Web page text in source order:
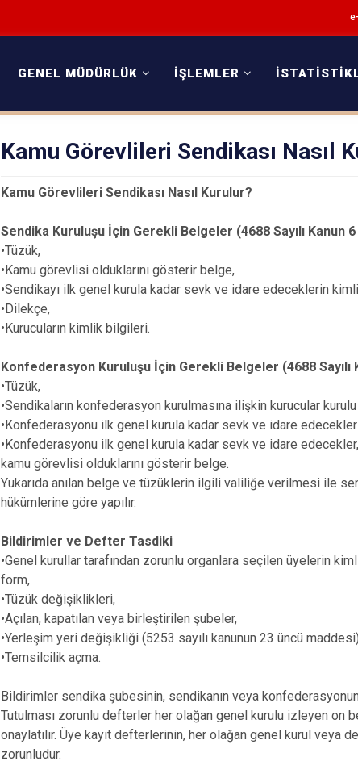
GENEL MÜDÜRLÜK İŞLEMLER
Kamu Görevlileri Sendikası Nasıl
Kamu Görevlileri Sendikası Nasıl Kurulur?
Sendika Kuruluşu İçin Gerekli Belgeler (4688 Sayılı Kanun 6
•Tüzük,
•Kamu görevlisi olduklarını gösterir belge,
•Sendikayı ilk genel kurula kadar sevk ve idare edeceklerin
•Dilekçe,
•Kurucuların kimlik bilgileri.
Konfederasyon Kuruluşu İçin Gerekli Belgeler (4688 Sayılı
•Tüzük,
•Sendikaların konfederasyon kurulmasına ilişkin kurucular kurulu
•Konfederasyonu ilk genel kurula kadar sevk ve idare
•Konfederasyonu ilk genel kurula kadar sevk ve idare
kamu görevlisi olduklarını gösterir belge.
Yukarıda anılan belge ve tüzüklerin ilgili valiliğe verilmesi ile
hükümlerine göre yapılır.
Bildirimler ve Defter Tasdiki
•Genel kurullar tarafından zorunlu organlara seçilen üyelerin
form,
•Tüzük değişiklikleri,
•Açılan, kapatılan veya birleştirilen şubeler,
•Yerleşim yeri değişikliği (5253 sayılı kanunun 23 üncü
•Temsilcilik açma.
Bildirimler sendika şubesinin, sendikanın veya
Tutulması zorunlu defterler her olağan genel kurulu izleyen on
onaylatılır. Üye kayıt defterlerinin, her olağan genel kurul
zorunludur.